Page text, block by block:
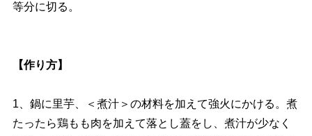
等分に切る。
【作り方】
1、鍋に里芋、＜煮汁＞の材料を加えて強火にかける。煮
たったら鶏もも肉を加えて落とし蓋をし、煮汁が少なく